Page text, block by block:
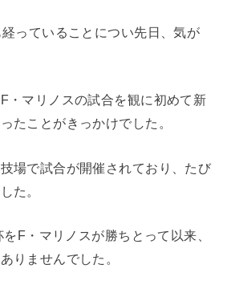
っていることについ先日、気が
・マリノスの試合を観に初めて新
たことがきっかけでした。
場で試合が開催されており、たび
た。
F・マリノスが勝ちとって以来、
りませんでした。